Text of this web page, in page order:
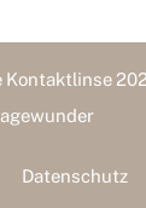
Datenschutz